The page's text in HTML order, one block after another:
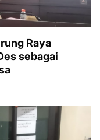
Raya
sebagai